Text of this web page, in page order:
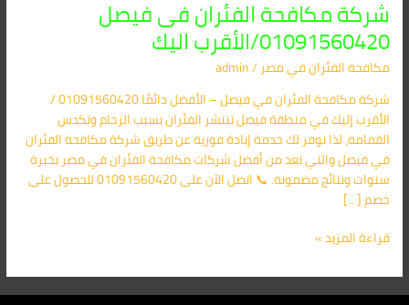
شركة مكافحة الفئران فى فيصل
01091560420/الأقرب اليك
مكافحة الفئران​ في مصر/
admin
شركة مكافحة الفئران في فيصل – الأفضل دائمًا 01091560420 /
الأقرب إليك في منطقة فيصل تنتشر الفئران بسبب الزحام وتكدس
القمامة، لذا نوفر لك خدمة إبادة فورية عن طريق شركة مكافحة الفئران
في فيصل والتي تعد من أفضل شركات مكافحة الفئران في مصر بخبرة
سنوات ونتائج مضمونة. 📞 اتصل الآن على 01091560420 للحصول على
خصم […]
قراءة المزيد »